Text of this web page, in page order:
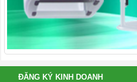
ĐĂNG KÝ KINH DOANH